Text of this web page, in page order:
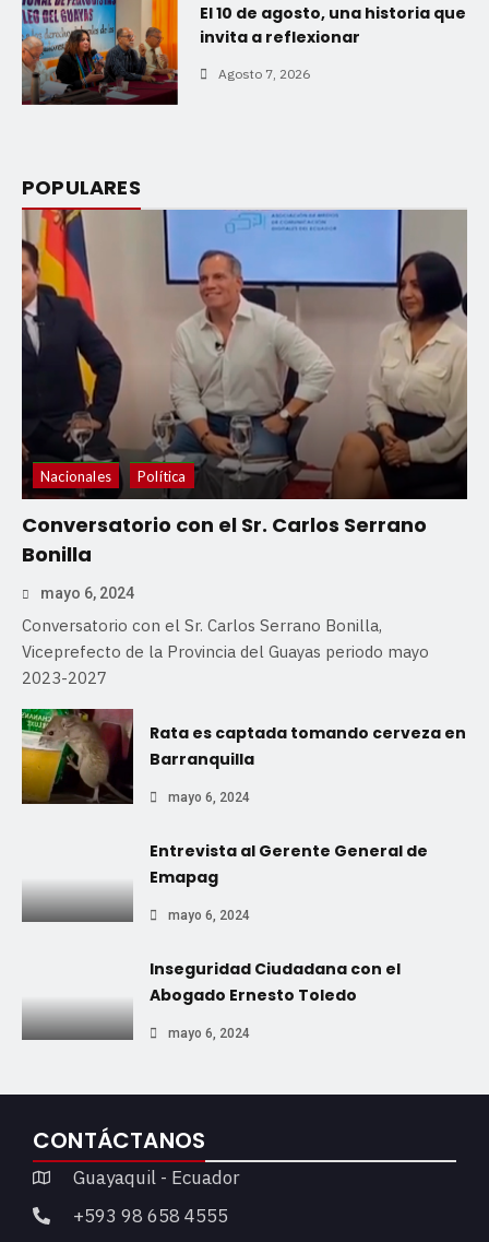
El 10 de agosto, una historia que
invita a reflexionar
Agosto 7, 2026
POPULARES
Nacionales Política
Conversatorio con el Sr. Carlos Serrano
Bonilla
mayo 6, 2024
Conversatorio con el Sr. Carlos Serrano Bonilla,
Viceprefecto de la Provincia del Guayas periodo mayo
2023-2027
Rata es captada tomando cerveza en
Barranquilla
mayo 6, 2024
Entrevista al Gerente General de
Emapag
mayo 6, 2024
Inseguridad Ciudadana con el
Abogado Ernesto Toledo
mayo 6, 2024
CONTÁCTANOS
Guayaquil - Ecuador
+593 98 658 4555